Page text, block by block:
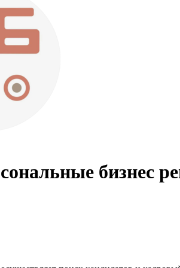
бизнес